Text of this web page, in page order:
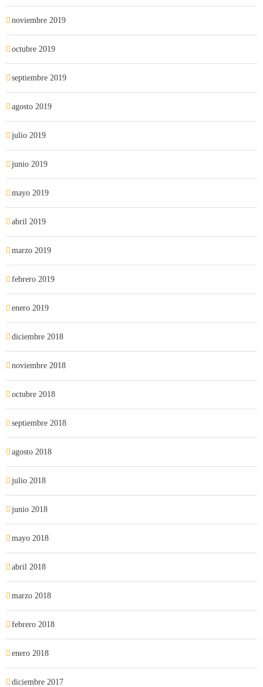
noviembre 2019
octubre 2019
septiembre 2019
agosto 2019
julio 2019
junio 2019
mayo 2019
abril 2019
marzo 2019
febrero 2019
enero 2019
diciembre 2018
noviembre 2018
octubre 2018
septiembre 2018
agosto 2018
julio 2018
junio 2018
mayo 2018
abril 2018
marzo 2018
febrero 2018
enero 2018
diciembre 2017